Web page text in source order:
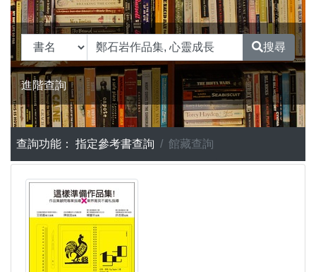
搜尋
進階查詢
查詢功能： 指定參考書查詢 館藏查詢